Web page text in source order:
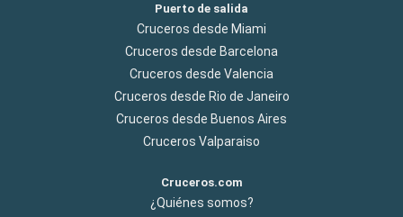
Puerto de salida
Cruceros desde Miami
Cruceros desde Barcelona
Cruceros desde Valencia
Cruceros desde Rio de Janeiro
Cruceros desde Buenos Aires
Cruceros Valparaiso
Cruceros.com
¿Quiénes somos?